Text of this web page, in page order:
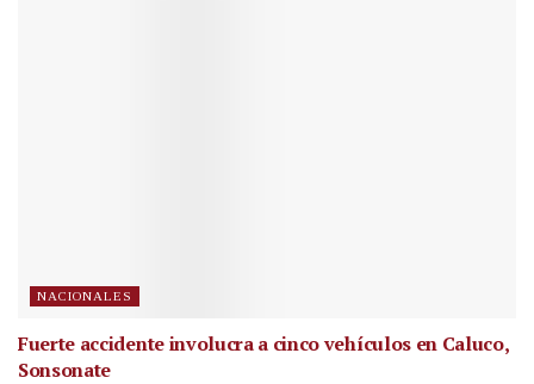
NACIONALES
Fuerte accidente involucra a cinco vehículos en Caluco,
Sonsonate